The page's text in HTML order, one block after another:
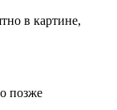
в картине,
позже